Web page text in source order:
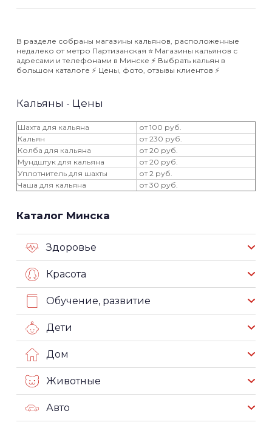
В разделе собраны магазины кальянов, расположенные
недалеко от метро Партизанская ⭐️ Магазины кальянов с
адресами и телефонами в Минске ⚡️ Выбрать кальян в
большом каталоге ⚡️ Цены, фото, отзывы клиентов ⚡️
Кальяны - Цены
Шахта для кальяна
от 100 руб.
Кальян
от 230 руб.
Колба для кальяна
от 20 руб.
Мундштук для кальяна
от 20 руб.
Уплотнитель для шахты
от 2 руб.
Чаша для кальяна
от 30 руб.
Каталог Минска
Здоровье
Красота
Обучение, развитие
Дети
Дом
Животные
Авто